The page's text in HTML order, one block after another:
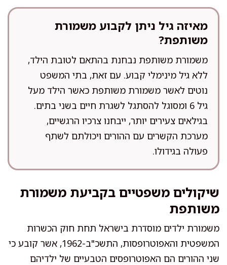
מאיזה גיל ניתן לקבוע משמורת
משותפת?
משמורת משותפת נבחנת בהתאם לטובת הילד,
ללא גיל מינימלי קבוע. עם זאת, בתי המשפט
נוטים לאשר משמורת משותפת כאשר הילד מעל
גיל 6 ומסוגל להסתגל לשגרת חיים בשני בתים.
בגילאים צעירים יותר, ייבחנו צרכיו הרגשיים,
מערכת הקשרים עם ההורים ויכולתם לשתף
פעולה בגידולו.
שיקולים משפטיים בקביעת משמורת
משותפת
משמורת ילדים מוסדרת בישראל תחת חוק הכשרות
המשפטית והאפוטרופסות, התשכ"ב-1962, אשר קובע כי
שני ההורים הם האפוטרופסים הטבעיים של ילדיהם